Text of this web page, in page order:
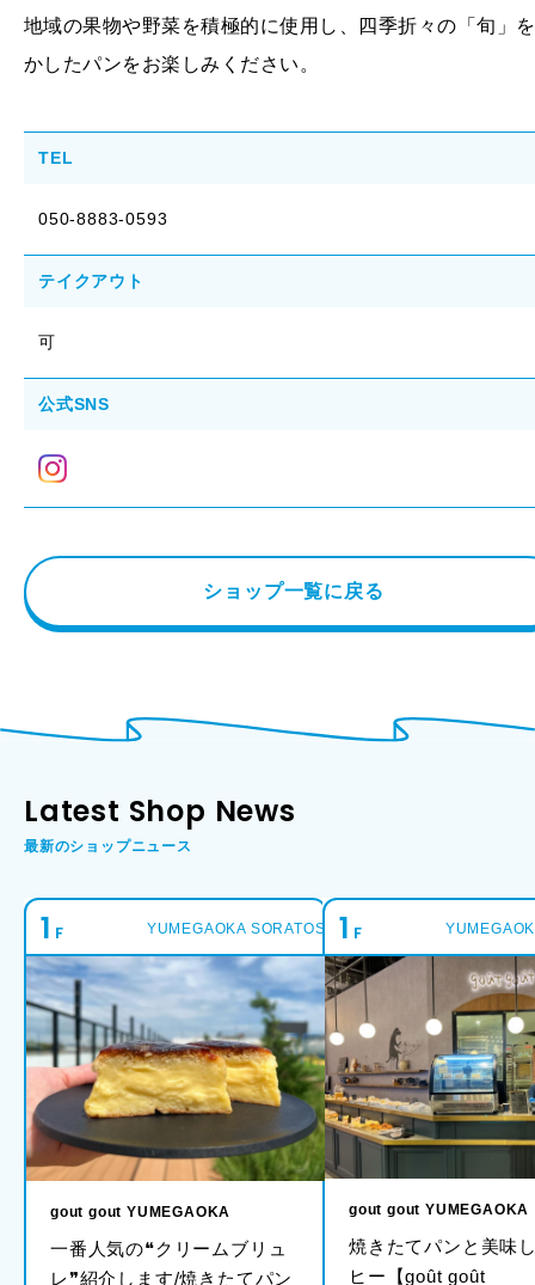
地域の果物や野菜を積極的に使用し、四季折々の「旬」
かしたパンをお楽しみください。
TEL
050-8883-0593
テイクアウト
可
公式SNS
ショップ一覧に戻る
Latest Shop News
最新のショップニュース
1 YUMEGAOKA SORATOS 1
gout gout YUMEGAOKA
一番人気の❝クリームブリュ
レ❞紹介します/焼きたてパン
1
gout gout YUMEGAOKA
焼きたてパンと美味
ヒー【goût goût